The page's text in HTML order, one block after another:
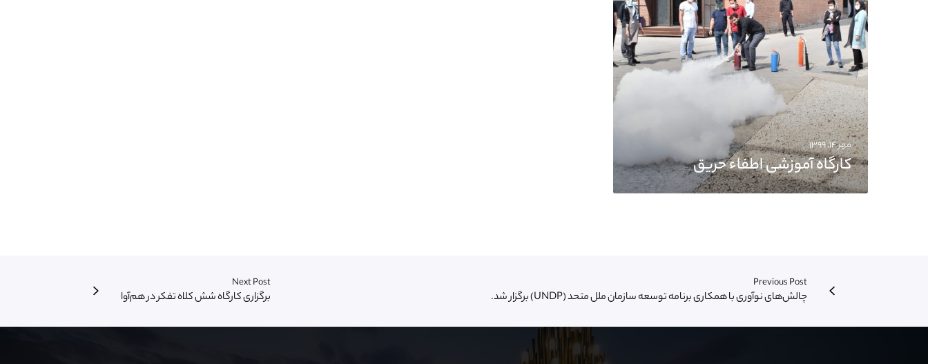
مهر ۱۴, ۱۳۹۹
کارگاه آموزشی اطفاء حریق
Previous Post
چالش‌های نوآوری با همکاری برنامه توسعه سازمان ملل متحد (UNDP) برگزار شد.
Next Post
برگزاری کارگاه شش کلاه تفکر در هم‌آوا